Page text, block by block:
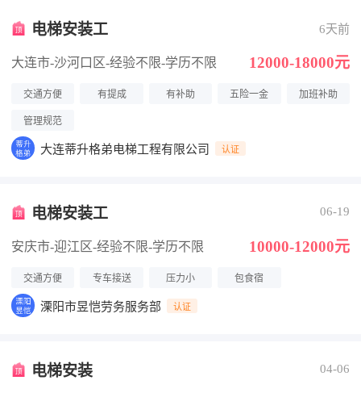
电梯安装工 6天前
大连市-沙河口区-经验不限-学历不限 12000-18000元
交通方便 有提成 有补助 五险一金 加班补助
管理规范
大连蒂升格弟电梯工程有限公司 认证
电梯安装工 06-19
安庆市-迎江区-经验不限-学历不限 10000-12000元
交通方便 专车接送 压力小 包食宿
溧阳市昱恺劳务服务部 认证
电梯安装 04-06